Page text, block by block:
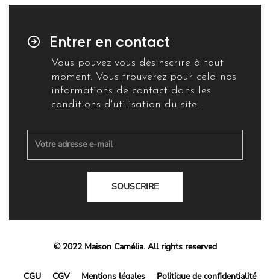
Entrer en contact
Vous pouvez vous désinscrire à tout
moment. Vous trouverez pour cela nos
informations de contact dans les
conditions d'utilisation du site.
SOUSCRIRE
© 2022 Maison Camélia. All rights reserved
CGU CGV Mentions légales Politique de confidentialité